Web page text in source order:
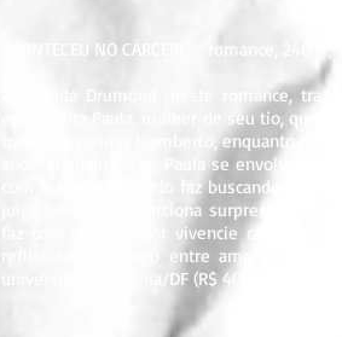
ACONTECEU NO CÁRCERE – romance, 240
Margarida Drumond, neste romance,
enfermeira Paula, mulher de seu tio, que
tramas do primo Humberto, enquanto
anos. Enquanto isto, Paula se envolve
com Inácio, e ela tudo faz buscando
julgamento e proporciona surpresas e
faz com que o leitor vivencie cada fato,
reflita sobre o jogo entre amor, ciúmes,
universitária, Brasília/DF (R$ 40,00)